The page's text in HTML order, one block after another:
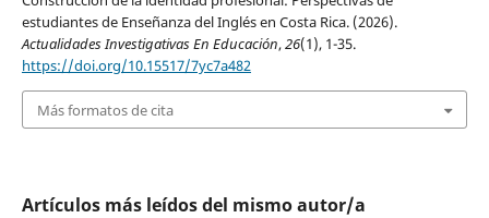
estudiantes de Enseñanza del Inglés en Costa Rica. (2026).
Actualidades Investigativas En Educación,26(1), 1-35.
https://doi.org/10.15517/7yc7a482
Más formatos de cita
Artículos más leídos del mismo autor/a